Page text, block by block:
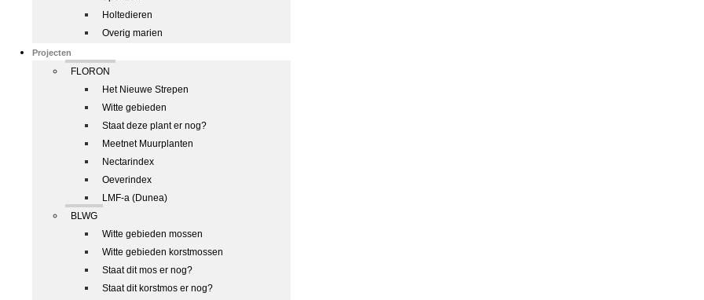
Holtedieren
Overig marien
Projecten
FLORON
Het Nieuwe Strepen
Witte gebieden
Staat deze plant er nog?
Meetnet Muurplanten
Nectarindex
Oeverindex
LMF-a (Dunea)
BLWG
Witte gebieden mossen
Witte gebieden korstmossen
Staat dit mos er nog?
Staat dit korstmos er nog?